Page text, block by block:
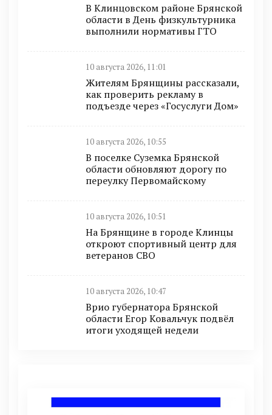
В Клинцовском районе Брянской
области в День физкультурника
выполнили нормативы ГТО
10 августа 2026, 11:01
Жителям Брянщины рассказали,
как проверить рекламу в
подъезде через «Госуслуги Дом»
10 августа 2026, 10:55
В поселке Суземка Брянской
области обновляют дорогу по
переулку Первомайскому
10 августа 2026, 10:51
На Брянщине в городе Клинцы
откроют спортивный центр для
ветеранов СВО
10 августа 2026, 10:47
Врио губернатора Брянской
области Егор Ковальчук подвёл
итоги уходящей недели